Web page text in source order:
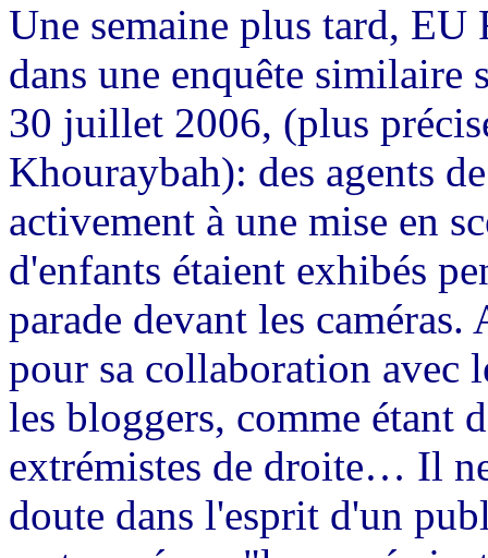
Une semaine plus tard, EU
dans une enquête similaire
30 juillet 2006, (plus
Khouraybah): des agents
activement à une mise en
d'enfants étaient exhibés
parade devant les
pour sa collaboration avec
les bloggers, comme étant
extrémistes de droite… Il
doute dans l'esprit d'un